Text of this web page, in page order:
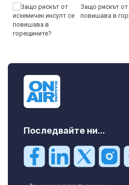
Защо рискът от
повишава в
Последвайте ни...